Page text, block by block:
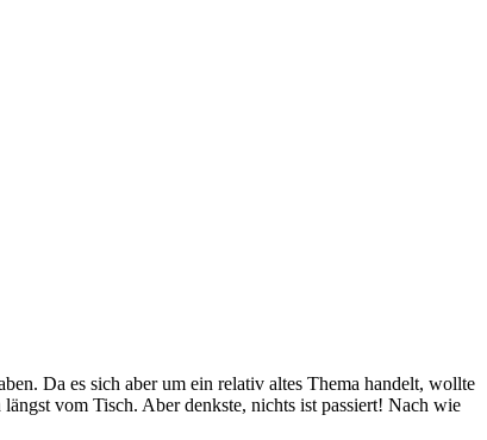
Da es sich aber um ein relativ altes Thema handelt, wollte
vom Tisch. Aber denkste, nichts ist passiert! Nach wie